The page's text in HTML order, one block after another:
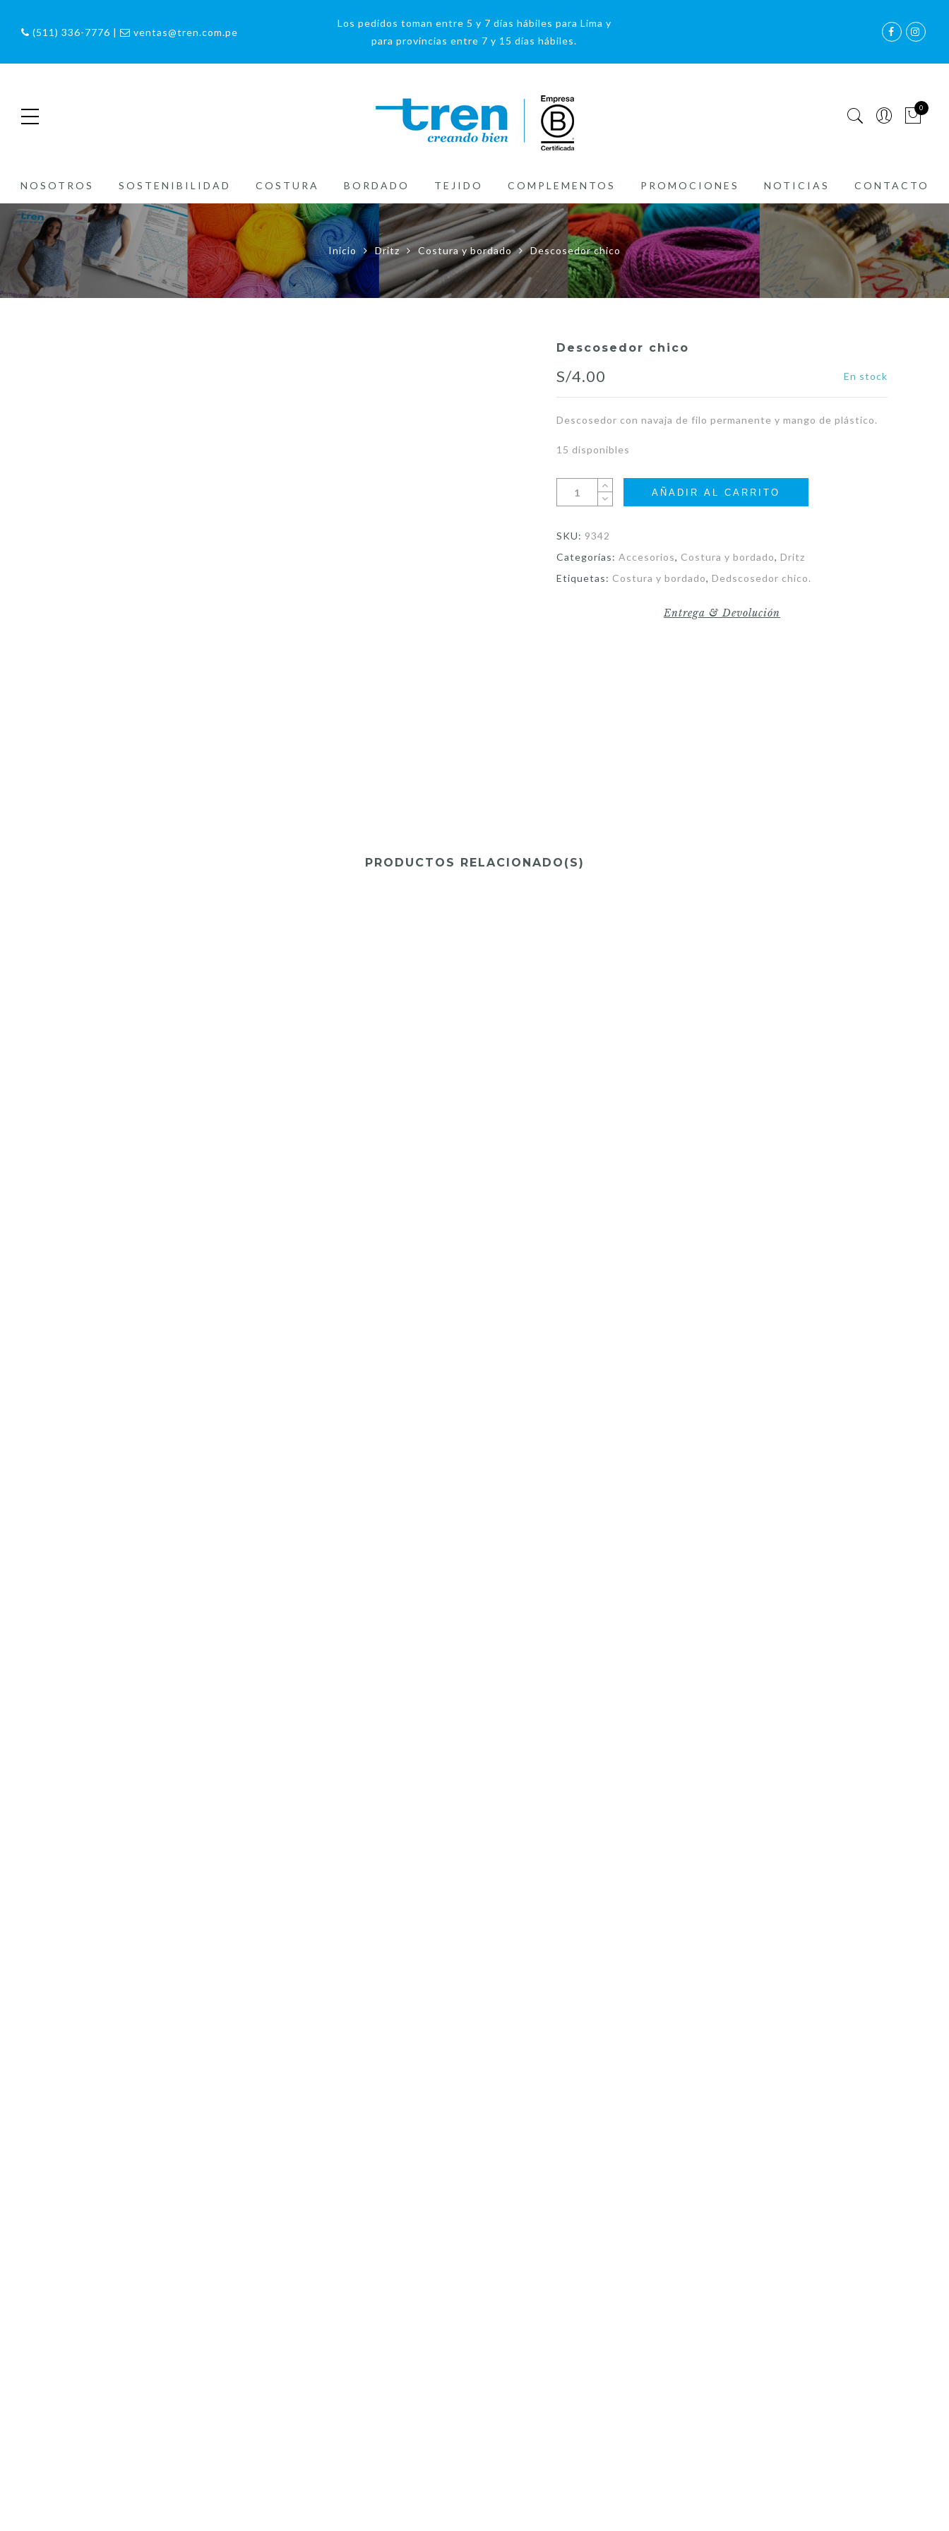
(511) 336-7776 | ventas@tren.com.pe
Los pedidos toman entre 5 y 7 días hábiles para Lima y
para provincias entre 7 y 15 días hábiles.
0
NOSOTROS SOSTENIBILIDAD COSTURA BORDADO TEJIDO COMPLEMENTOS PROMOCIONES NOTICIAS CONTACTO
Inicio Dritz Costura y bordado Descosedor chico
Descosedor chico
S/4.00 En stock
Descosedor con navaja de filo permanente y mango de plástico.
15 disponibles
AÑADIR AL CARRITO
SKU: 9342
Categorías:Accesorios, Costura y bordado,Dritz
Etiquetas: Costura y bordado,Dedscosedor chico.
Entrega & Devolución
PRODUCTOS RELACIONADO(S)